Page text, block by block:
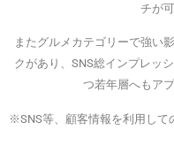
チが
またグルメカテゴリーで強い
クがあり、SNS総インプレッ
つ若年層へもア
※SNS等、顧客情報を利用して